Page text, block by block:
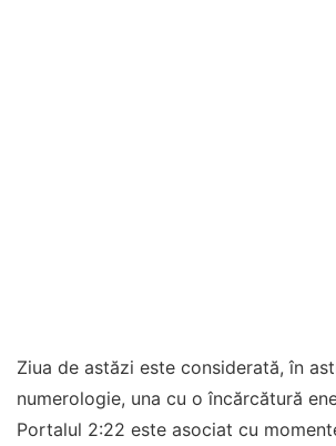
Ziua de astăzi este considerată, în
numerologie, una cu o încărcătură
Portalul 2:22 este asociat cu